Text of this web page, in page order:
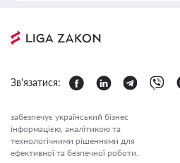
Зв'язатися:
забезпечує український бізнес
інформацією, аналітикою та
технологічними рішеннями для
ефективної та безпечної роботи.